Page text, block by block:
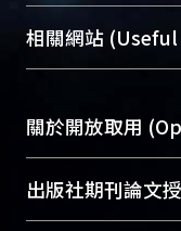
機構典藏（NTUR
台，成為臺大學
成果。
To permanently
profiles and
services of
總館學科館員
醫學圖書館學科
Sciences Library)
相關網站
關於開放取用
開放取用是從使
動，應用在學術
出版社期刊論文